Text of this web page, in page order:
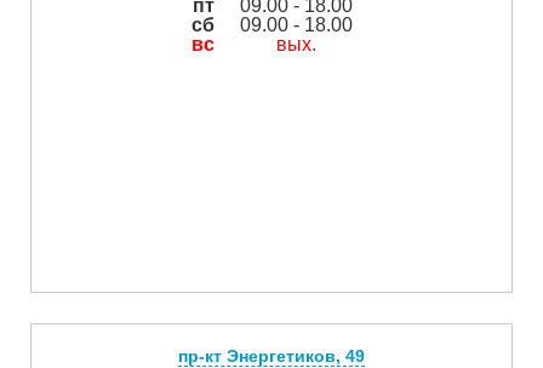
пт
09.00 - 18.00
сб
09.00 - 18.00
вс
вых.
пр-кт Энергетиков, 49